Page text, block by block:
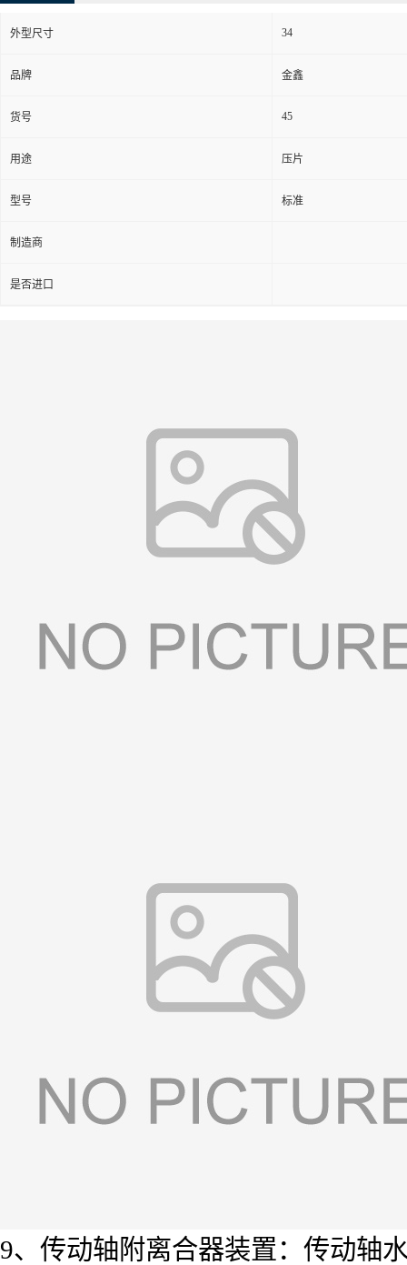
外型尺寸 34
品牌 金鑫
货号 45
用途 压片
型号 标准
制造商
是否进口
9、传动轴附离合器装置：传动轴